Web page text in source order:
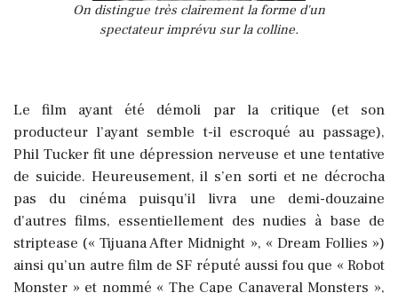
On distingue très clairement la forme d'un
spectateur imprévu sur la colline.
Le film ayant été démoli par la critique (et son
producteur l’ayant semble t-il escroqué au passage),
Phil Tucker fit une dépression nerveuse et une tentative
de suicide. Heureusement, il s’en sorti et ne décrocha
pas du cinéma puisqu’il livra une demi-douzaine
d’autres films, essentiellement des nudies à base de
striptease (« Tijuana After Midnight », « Dream Follies »)
ainsi qu’un autre film de SF réputé aussi fou que « Robot
Monster » et nommé « The Cape Canaveral Monsters »,